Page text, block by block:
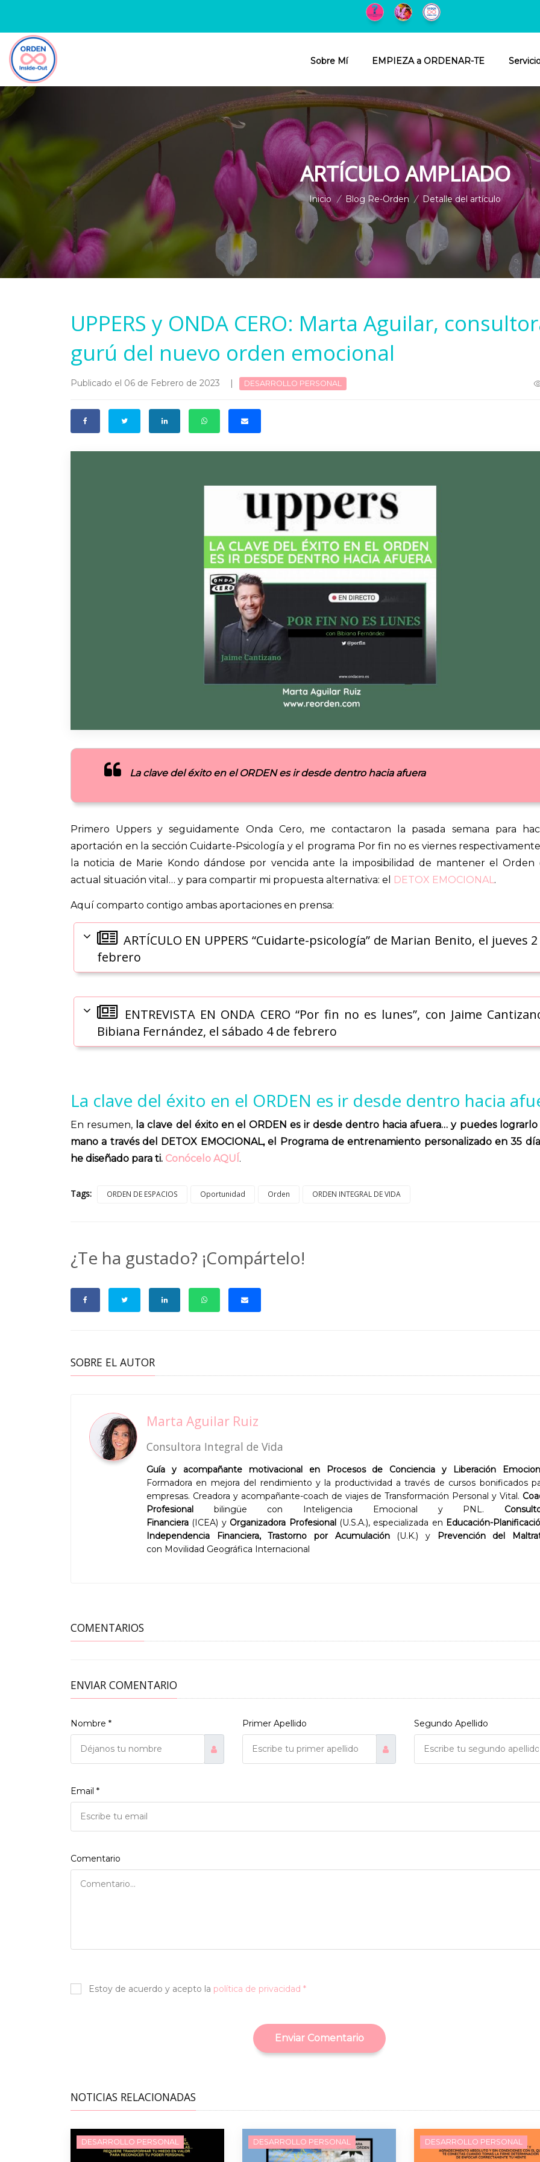
Sobre Mí EMPIEZA a ORDENAR-TE
ARTÍCULO AMPLIADO
Inicio / Blog Re-Orden / Detalle del artículo
UPPERS y ONDA CERO: Marta Aguilar,
gurú del nuevo orden emocional
Publicado el 06 de Febrero de 2023 | DESARROLLO PERSONAL
La clave del éxito en el ORDEN es ir desde dentro hacia afuera
Primero Uppers y seguidamente Onda Cero, me contactaron la pasada semana para
aportación en la sección Cuidarte-Psicología y el programa Por fin no es viernes
la noticia de Marie Kondo dándose por vencida ante la imposibilidad de mantener el Orden
actual situación vital… y para compartir mi propuesta alternativa: el
DETOX EMOCIONAL .
Aquí comparto contigo ambas aportaciones en prensa:
ARTÍCULO EN UPPERS “Cuidarte-psicología” de Marian Benito, el jueves
febrero
ENTREVISTA EN ONDA CERO “Por fin no es lunes”, con Jaime
Bibiana Fernández, el sábado 4 de febrero
La clave del éxito en el ORDEN es ir desde dentro hacia
En resumen, la clave del éxito en el ORDEN es ir desde dentro hacia afuera… y puedes
mano a través del DETOX EMOCIONAL, el Programa de entrenamiento personalizado en 35
he diseñado para ti. Conócelo AQUÍ.
Tags: ORDEN DE ESPACIOS Oportunidad Orden ORDEN INTEGRAL DE VIDA
¿Te ha gustado? ¡Compártelo!
SOBRE EL AUTOR
Marta Aguilar Ruiz
Consultora Integral de Vida
Guía y acompañante motivacional en Procesos de Conciencia y Liberación
Formadora en mejora del rendimiento y la productividad a través de cursos bonificados
empresas. Creadora y acompañante-coach de viajes de Transformación Personal y Vital.
Profesional
bilingüe con Inteligencia Emocional y PNL.
Financiera (ICEA) y Organizadora Profesional (U.S.A.), especializada en Educación-
Independencia Financiera,Trastorno por Acumulación(U.K.) y
Prevención del
con Movilidad Geográfica Internacional
COMENTARIOS
ENVIAR COMENTARIO
Nombre * Primer Apellido Segundo Apellido
Email *
Comentario
Estoy de acuerdo y acepto la política de privacidad *
Enviar Comentario
NOTICIAS RELACIONADAS
DESARROLLO PERSONAL DESARROLLO PERSONAL DESARROLLO PERSONAL